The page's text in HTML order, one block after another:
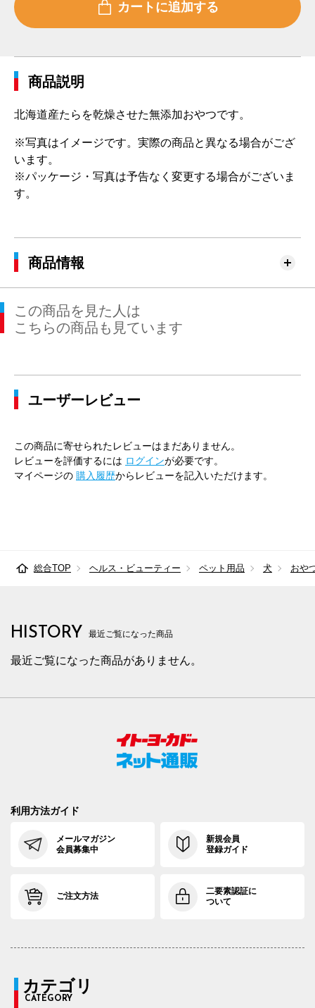
商品説明
北海道産たらを乾燥させた無添加おやつです。
※写真はイメージです。実際の商品と異なる場合がござ
います。
※パッケージ・写真は予告なく変更する場合がございま
す。
商品情報
この商品を見た人は
こちらの商品も見ています
ユーザーレビュー
この商品に寄せられたレビューはまだありません。
レビューを評価するには ログインが必要です。
マイページの 購入履歴からレビューを記入いただけます。
総合TOP ヘルス・ビューティー ペット用品 犬 おや
HISTORY 最近ご覧になった商品
最近ご覧になった商品がありません。
利用方法ガイド
メールマガジン
会員募集中
新規会員
登録ガイド
ご注文方法
二要素認証に
ついて
カテゴリ
CATEGORY